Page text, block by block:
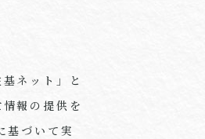
ネット」と
報の提供を
基づいて実